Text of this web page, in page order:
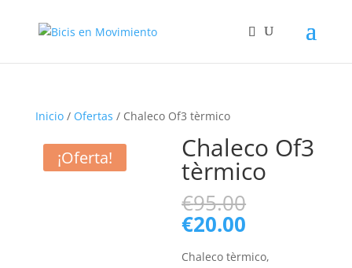
Inicio/ Ofertas / Chaleco Of3 tèrmico
¡Oferta! Chaleco Of3
tèrmico
€95.00
era:
€20.00
actual
Chaleco tèrmico,